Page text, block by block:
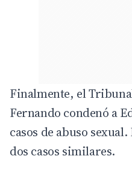
Finalmente, el
Fernando condenó a
casos de abuso
dos casos similares.